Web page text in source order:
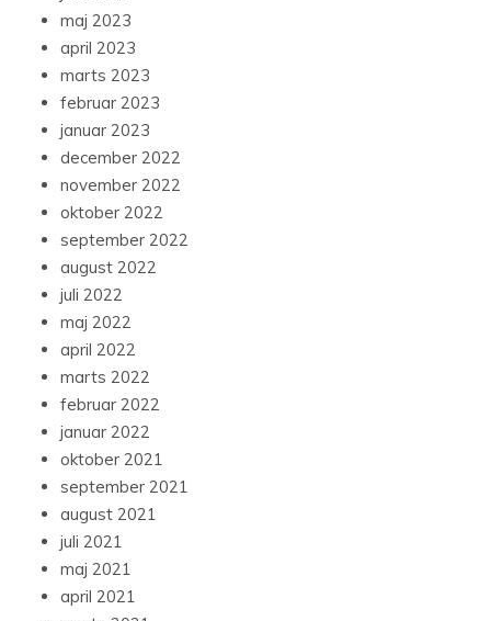
maj 2023
april 2023
marts 2023
februar 2023
januar 2023
december 2022
november 2022
oktober 2022
september 2022
august 2022
juli 2022
maj 2022
april 2022
marts 2022
februar 2022
januar 2022
oktober 2021
september 2021
august 2021
juli 2021
maj 2021
april 2021